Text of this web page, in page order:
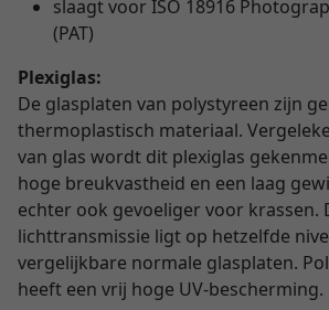
slaagt voor ISO 18916
(PAT)
Plexiglas:
De glasplaten van polystyreen zijn
thermoplastisch materiaal.
van glas wordt dit plexiglas
hoge breukvastheid en een laag
echter ook gevoeliger voor krassen.
lichttransmissie ligt op hetzelfde
vergelijkbare normale glasplaten.
heeft een vrij hoge UV-bescherming.